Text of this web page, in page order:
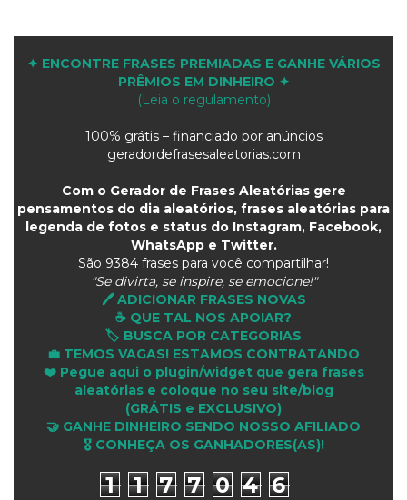
✦ ENCONTRE FRASES PREMIADAS E GANHE VÁRIOS
PRÊMIOS EM DINHEIRO ✦
(Leia o regulamento)
100% grátis – financiado por anúncios
geradordefrasesaleatorias.com
Com o Gerador de Frases Aleatórias gere
pensamentos do dia aleatórios, frases aleatórias para
legenda de fotos e status do Instagram, Facebook,
WhatsApp e Twitter.
São 9384 frases para você compartilhar!
"Se divirta, se inspire, se emocione!"
🖊️ ADICIONAR FRASES NOVAS
☕ QUE TAL NOS APOIAR?
🏷️ BUSCA POR CATEGORIAS
💼 TEMOS VAGAS! ESTAMOS CONTRATANDO
❤️ Pegue aqui o plugin/widget que gera frases
aleatórias e coloque no seu site/blog
(GRÁTIS e EXCLUSIVO)
🤝 GANHE DINHEIRO SENDO NOSSO AFILIADO
🎖 CONHEÇA OS GANHADORES(AS)!
1 1 7 7 0 4 6